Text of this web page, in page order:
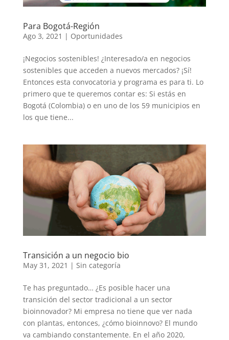
Para Bogotá-Región
Ago 3, 2021 | Oportunidades
¡Negocios sostenibles! ¿Interesado/a en negocios
sostenibles que acceden a nuevos mercados? ¡Sí!
Entonces esta convocatoria y programa es para ti. Lo
primero que te queremos contar es: Si estás en
Bogotá (Colombia) o en uno de los 59 municipios en
los que tiene...
Transición a un negocio bio
May 31, 2021 | Sin categoría
Te has preguntado… ¿Es posible hacer una
transición del sector tradicional a un sector
bioinnovador? Mi empresa no tiene que ver nada
con plantas, entonces, ¿cómo bioinnovo? El mundo
va cambiando constantemente. En el año 2020,